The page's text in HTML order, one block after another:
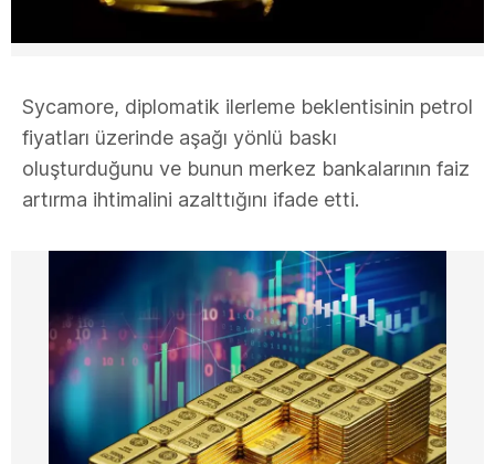
Sycamore, diplomatik ilerleme beklentisinin petrol
fiyatları üzerinde aşağı yönlü baskı
oluşturduğunu ve bunun merkez bankalarının faiz
artırma ihtimalini azalttığını ifade etti.